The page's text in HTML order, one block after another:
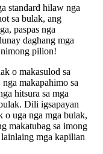
standard hilaw nga
sa bulak, ang
paspas nga
daghang mga
pilion!
o makasulod sa
makapahimo sa
hitsura sa mga
Dili igsapayan
o uga nga mga bulak,
makatubag sa imong
mga kapilian